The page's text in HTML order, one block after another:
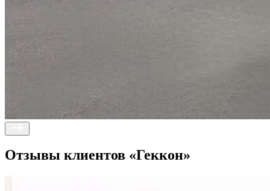
Отзывы клиентов «Геккон»